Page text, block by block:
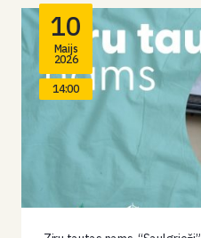
10
Maijs
2026
14:00